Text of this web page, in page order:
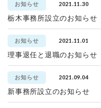
お知らせ 2021.11.30
栃木事務所設立のお知らせ
お知らせ 2021.11.01
理事退任と退職のお知らせ
お知らせ 2021.09.04
新事務所設立のお知らせ